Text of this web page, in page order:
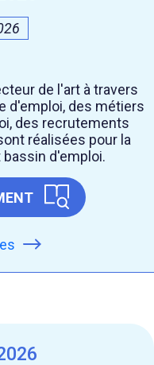
de l'art à travers
d'emploi, des métiers
des recrutements
réalisées pour la
d'emploi.